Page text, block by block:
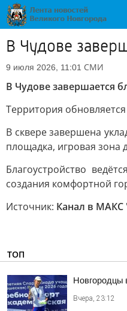
В Чудове
9 июля 2026, 11:01 СМИ
В Чудове завершается
Территория
В сквере завершена
площадка, игровая зона
Благоустройство
создания комфортной
Источник: Канал в МАКС
ТОП
Новгородцы
Вчера, 23:12